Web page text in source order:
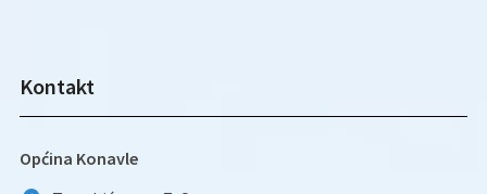
Kontakt
Općina Konavle